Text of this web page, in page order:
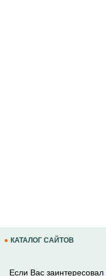
КАТАЛОГ САЙТОВ
Если Вас заинтересовал